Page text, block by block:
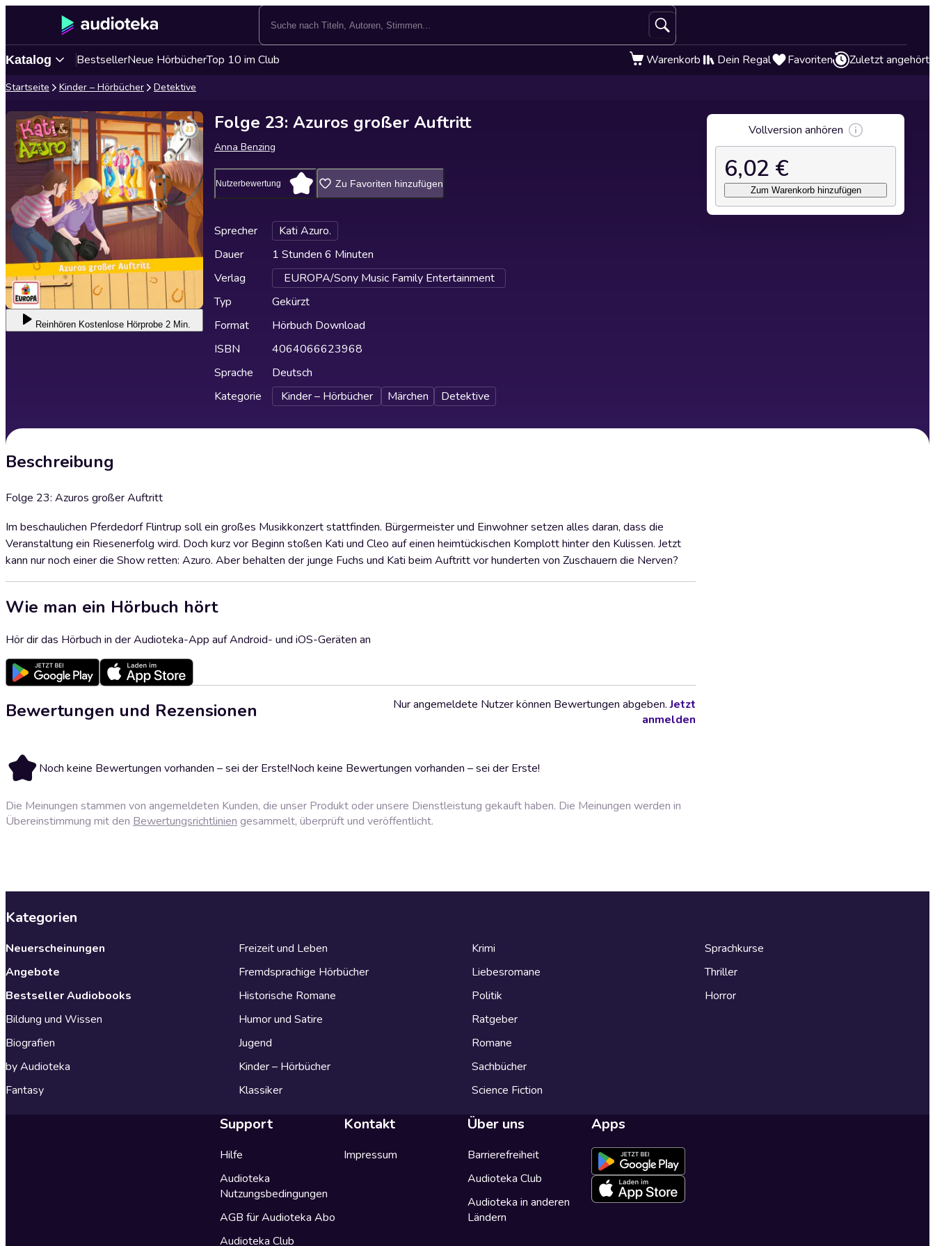
Katalog BestsellerNeue HörbücherTop 10 im Club Warenkorb Dein Regal Favoriten Zuletzt angehört
Startseite Kinder – Hörbücher Detektive
Reinhören Kostenlose Hörprobe 2 Min.
Folge 23: Azuros großer Auftritt
Anna Benzing
Nutzerbewertung Zu Favoriten hinzufügen
Sprecher
Kati Azuro.
Dauer
1 Stunden 6 Minuten
Verlag
EUROPA/Sony Music Family Entertainment
Typ
Gekürzt
Format
Hörbuch Download
ISBN
4064066623968
Sprache
Deutsch
Kategorie
Kinder – Hörbücher Märchen Detektive
Beschreibung
Folge 23: Azuros großer Auftritt
Im beschaulichen Pferdedorf Flintrup soll ein großes Musikkonzert stattfinden. Bürgermeister und Einwohner setzen alles daran, dass die
Veranstaltung ein Riesenerfolg wird. Doch kurz vor Beginn stoßen Kati und Cleo auf einen heimtückischen Komplott hinter den Kulissen. Jetzt
kann nur noch einer die Show retten: Azuro. Aber behalten der junge Fuchs und Kati beim Auftritt vor hunderten von Zuschauern die Nerven?
Wie man ein Hörbuch hört
Hör dir das Hörbuch in der Audioteka-App auf Android- und iOS-Geräten an
Bewertungen und Rezensionen
Noch keine Bewertungen vorhanden – sei der Erste!Noch keine Bewertungen vorhanden – sei der Erste!
Nur angemeldete Nutzer können Bewertungen abgeben.Jetzt
anmelden
Die Meinungen stammen von angemeldeten Kunden, die unser Produkt oder unsere Dienstleistung gekauft haben. Die Meinungen werden in
Übereinstimmung mit den Bewertungsrichtlinien gesammelt, überprüft und veröffentlicht.
Vollversion anhören
6,02 €
Zum Warenkorb hinzufügen
Kategorien
Neuerscheinungen
Angebote
Bestseller Audiobooks
Bildung und Wissen
Biografien
by Audioteka
Fantasy
Freizeit und Leben
Fremdsprachige Hörbücher
Historische Romane
Humor und Satire
Jugend
Kinder – Hörbücher
Klassiker
Krimi
Liebesromane
Politik
Ratgeber
Romane
Sachbücher
Science Fiction
Sprachkurse
Thriller
Horror
Support
Hilfe
Audioteka
Nutzungsbedingungen
AGB für Audioteka Abo
Audioteka Club
Kontakt
Impressum
Über uns
Barrierefreiheit
Audioteka Club
Audioteka in anderen
Ländern
Apps